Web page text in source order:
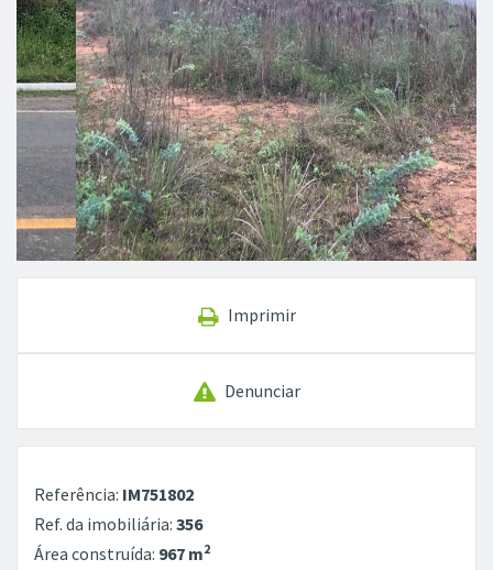
Imprimir
Denunciar
Referência: IM751802
Ref. da imobiliária: 356
Área construída: 967 m2